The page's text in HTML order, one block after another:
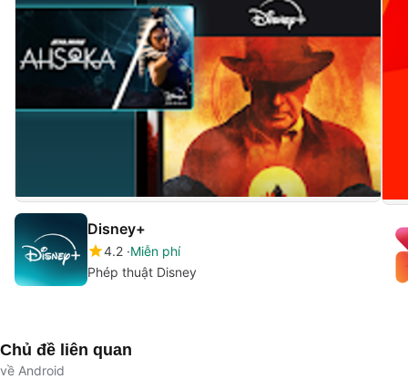
Disney+
4.2 Miễn phí
Phép thuật Disney
Chủ đề liên quan
về Android